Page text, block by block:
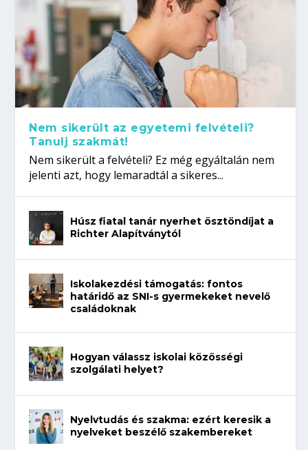
Nem sikerült az egyetemi felvételi?
Tanulj szakmát!
Nem sikerült a felvételi? Ez még egyáltalán nem
jelenti azt, hogy lemaradtál a sikeres...
Húsz fiatal tanár nyerhet ösztöndíjat a
Richter Alapítványtól
Iskolakezdési támogatás: fontos
határidő az SNI-s gyermekeket nevelő
családoknak
Hogyan válassz iskolai közösségi
szolgálati helyet?
Nyelvtudás és szakma: ezért keresik a
nyelveket beszélő szakembereket